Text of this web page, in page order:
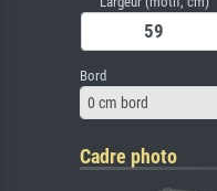
Bord
0 cm bord
Cadre photo